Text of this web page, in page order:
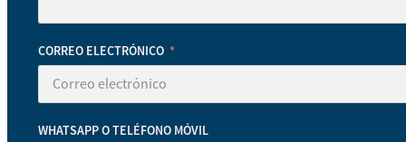
CORREO ELECTRÓNICO
WHATSAPP O TELÉFONO MÓVIL